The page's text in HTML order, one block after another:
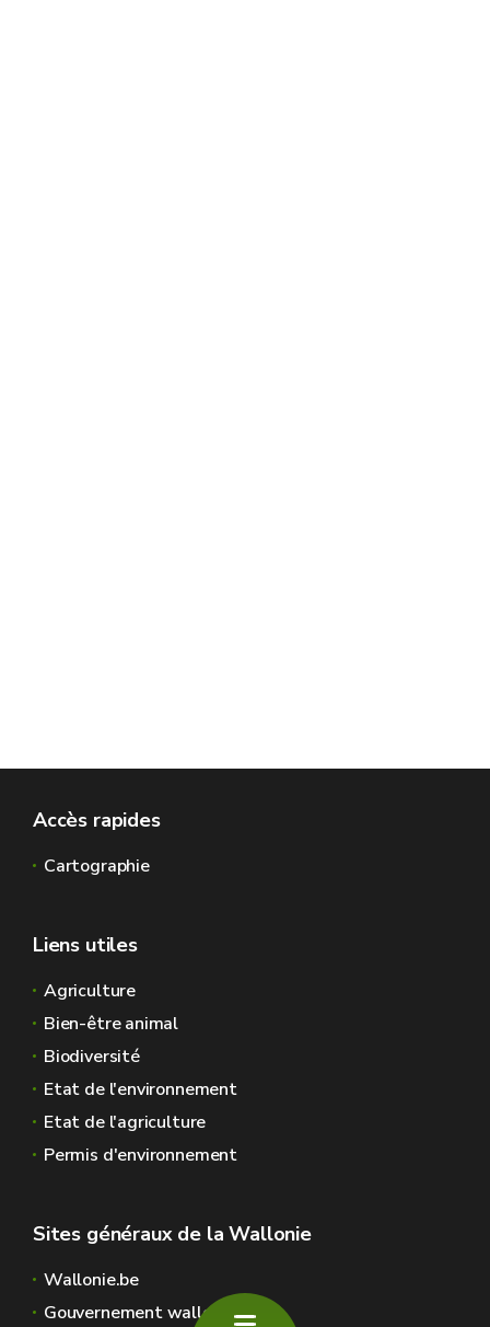
Accès rapides
Cartographie
Liens utiles
Agriculture
Bien-être animal
Biodiversité
Etat de l'environnement
Etat de l'agriculture
Permis d'environnement
Sites généraux de la Wallonie
Wallonie.be
Gouvernement wallon